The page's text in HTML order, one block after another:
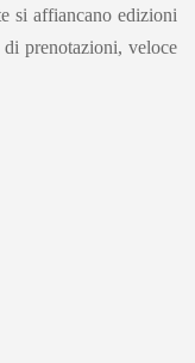
si affiancano edizioni
prenotazioni, veloce